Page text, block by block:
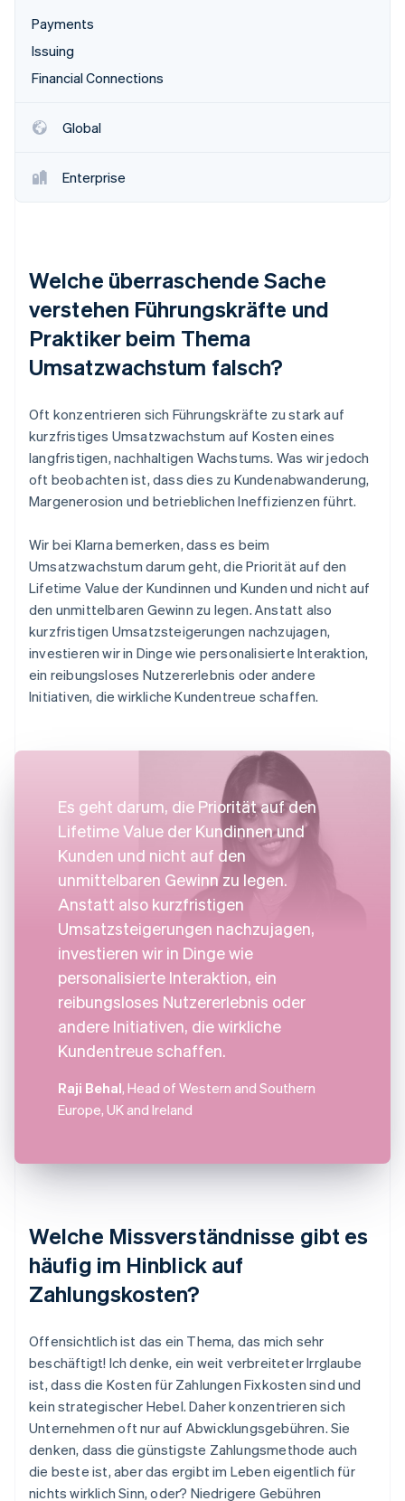
Payments
Issuing
Financial Connections
Global
Enterprise
Welche überraschende Sache
verstehen Führungskräfte und
Praktiker beim Thema
Umsatzwachstum falsch?
Oft konzentrieren sich Führungskräfte zu stark auf
kurzfristiges Umsatzwachstum auf Kosten eines
langfristigen, nachhaltigen Wachstums. Was wir jedoch
oft beobachten ist, dass dies zu Kundenabwanderung,
Margenerosion und betrieblichen Ineffizienzen führt.
Wir bei Klarna bemerken, dass es beim
Umsatzwachstum darum geht, die Priorität auf den
Lifetime Value der Kundinnen und Kunden und nicht auf
den unmittelbaren Gewinn zu legen. Anstatt also
kurzfristigen Umsatzsteigerungen nachzujagen,
investieren wir in Dinge wie personalisierte Interaktion,
ein reibungsloses Nutzererlebnis oder andere
Initiativen, die wirkliche Kundentreue schaffen.
Es geht darum, die Priorität auf den
Lifetime Value der Kundinnen und
Kunden und nicht auf den
unmittelbaren Gewinn zu legen.
Anstatt also kurzfristigen
Umsatzsteigerungen nachzujagen,
investieren wir in Dinge wie
personalisierte Interaktion, ein
reibungsloses Nutzererlebnis oder
andere Initiativen, die wirkliche
Kundentreue schaffen.
Raji Behal, Head of Western and Southern
Europe, UK and Ireland
Welche Missverständnisse gibt es
häufig im Hinblick auf
Zahlungskosten?
Offensichtlich ist das ein Thema, das mich sehr
beschäftigt! Ich denke, ein weit verbreiteter Irrglaube
ist, dass die Kosten für Zahlungen Fixkosten sind und
kein strategischer Hebel. Daher konzentrieren sich
Unternehmen oft nur auf Abwicklungsgebühren. Sie
denken, dass die günstigste Zahlungsmethode auch
die beste ist, aber das ergibt im Leben eigentlich für
nichts wirklich Sinn, oder? Niedrigere Gebühren